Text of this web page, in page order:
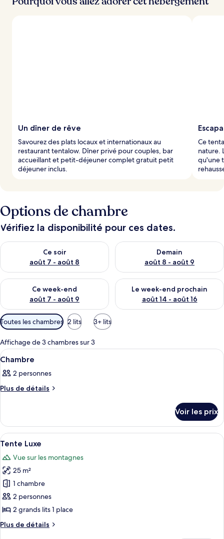
Un dîner de rêve
Savourez des plats locaux et internationaux au
restaurant tentalow. Dîner privé pour couples, bar
accueillant et petit-déjeuner complet gratuit petit
déjeuner inclus.
Ce
nature.
qu'une
Options de chambre
Vérifiez la disponibilité pour ces dates.
Ce soir
août 7 - août 8
Vérifier la disponibilité pour ce soir août 7 - août 8
Demain
août 8 - août 9
Vérifier la disponibilité pour
Ce week-end
août 7 - août 9
Vérifier la disponibilité pour ce week-end août 7 - août 9
Le week-end prochain
août 14 - août 16
Vérifier la disponibilité pour
Filtres
disponibles
pour
les
chambres
Toutes les chambres 2 lits 3+ lits
Affichage de 3 chambres sur 3
Afficher
toutes
les
photos
type
de
chambre :
Chambre
Une chambre à coucher avec un
14
Chambre
2 personnes
Plus de détails
Plus
le
type
de
Chambre
Voir les prix
Afficher
toutes
les
photos
pour
ce
type
chambre :
Un grand lit avec du linge de lit
19
Tente Luxe
Vue sur les montagnes
25 m²
1 chambre
2 personnes
2 grands lits 1 place
Plus de détails
Plus